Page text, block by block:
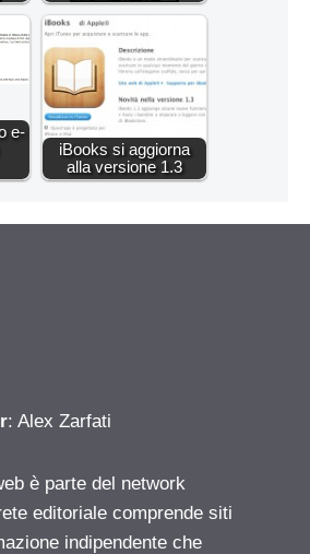
e-
iBooks si aggiorna
alla versione 1.3
: Alex Zarfati
è parte del network
editoriale comprende siti
indipendente che